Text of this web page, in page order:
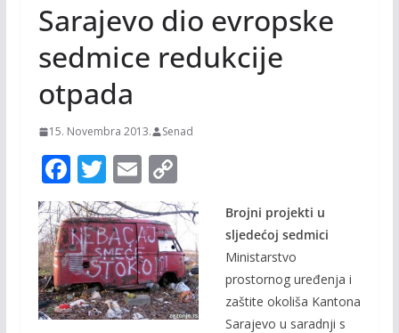
Sarajevo dio evropske
sedmice redukcije
otpada
15. Novembra 2013. Senad
F
ac
e
b
o
o
T
w
itt
er
E
m
ai
l
C
o
p
y
Li
n
Brojni projekti u
sljedećoj sedmici
Ministarstvo
prostornog uređenja i
zaštite okoliša Kantona
Sarajevo u saradnji s